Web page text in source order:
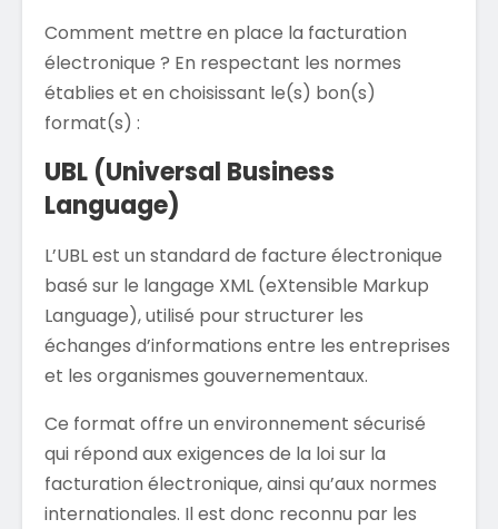
Comment mettre en place la facturation
électronique ? En respectant les normes
établies et en choisissant le(s) bon(s)
format(s) :
UBL (Universal Business
Language)
L’UBL est un standard de facture électronique
basé sur le langage XML (eXtensible Markup
Language), utilisé pour structurer les
échanges d’informations entre les entreprises
et les organismes gouvernementaux.
Ce format offre un environnement sécurisé
qui répond aux exigences de la loi sur la
facturation électronique, ainsi qu’aux normes
internationales. Il est donc reconnu par les